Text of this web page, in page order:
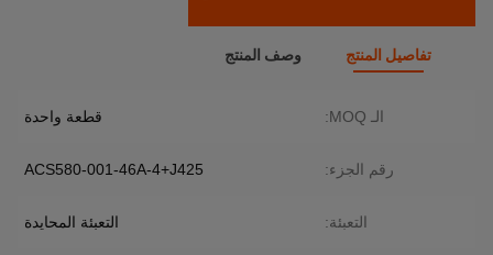
تفاصيل المنتج وصف المنتج
الـ MOQ: قطعة واحدة
رقم الجزء: ACS580-001-46A-4+J425
التعبئة: التعبئة المحايدة